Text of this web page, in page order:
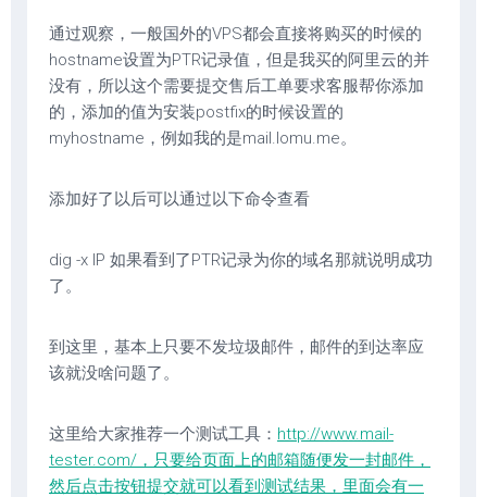
通过观察，一般国外的VPS都会直接将购买的时候的
hostname设置为PTR记录值，但是我买的阿里云的并
没有，所以这个需要提交售后工单要求客服帮你添加
的，添加的值为安装postfix的时候设置的
myhostname，例如我的是mail.lomu.me。
添加好了以后可以通过以下命令查看
dig -x IP 如果看到了PTR记录为你的域名那就说明成功
了。
到这里，基本上只要不发垃圾邮件，邮件的到达率应
该就没啥问题了。
这里给大家推荐一个测试工具： http://www.mail-
tester.com/，只要给页面上的邮箱随便发一封邮件，
然后点击按钮提交就可以看到测试结果，里面会有一